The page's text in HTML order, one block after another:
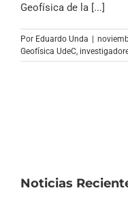
Geofísica de la [...]
Por Eduardo Unda |
Geofísica UdeC
Noticias